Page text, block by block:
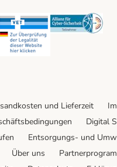
Security Security
und Lieferzeit
Digital
Entsorgungs- und
Über uns